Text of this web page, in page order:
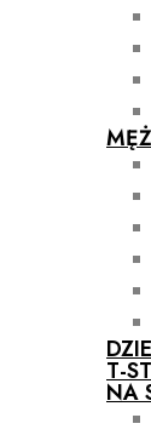
T-
NA